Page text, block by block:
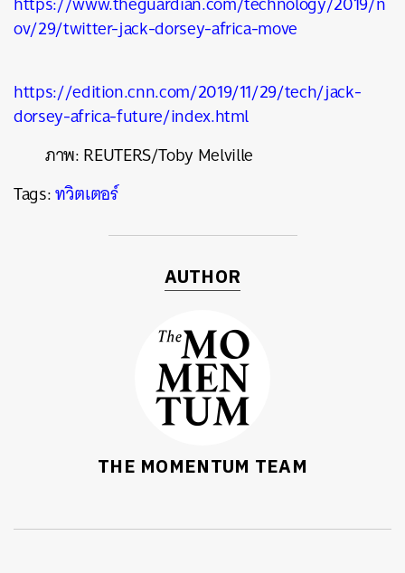
ov/29/twitter-jack-dorsey-africa-move
https://edition.cnn.com/2019/11/29/tech/jack-
dorsey-africa-future/index.html
ภาพ:REUTERS/Toby Melville
Tags:ทวิตเตอร์
AUTHOR
THE MOMENTUM TEAM